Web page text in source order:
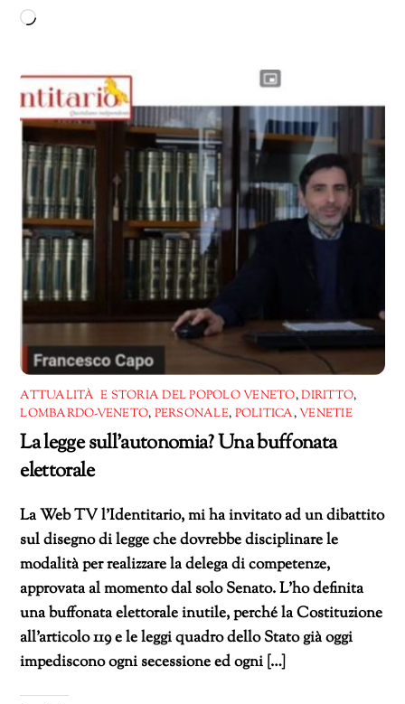
Caricamento
corso…
ATTUALITÀ E STORIA DEL POPOLO VENETO,DIRITTO,
LOMBARDO-VENETO, PERSONALE, POLITICA,VENETIE
La legge sull’autonomia? Una buffonata
elettorale
La Web TV l’Identitario, mi ha invitato ad un dibattito
sul disegno di legge che dovrebbe disciplinare le
modalità per realizzare la delega di competenze,
approvata al momento dal solo Senato. L’ho definita
una buffonata elettorale inutile, perché la Costituzione
all’articolo 119 e le leggi quadro dello Stato già oggi
impediscono ogni secessione ed ogni […]